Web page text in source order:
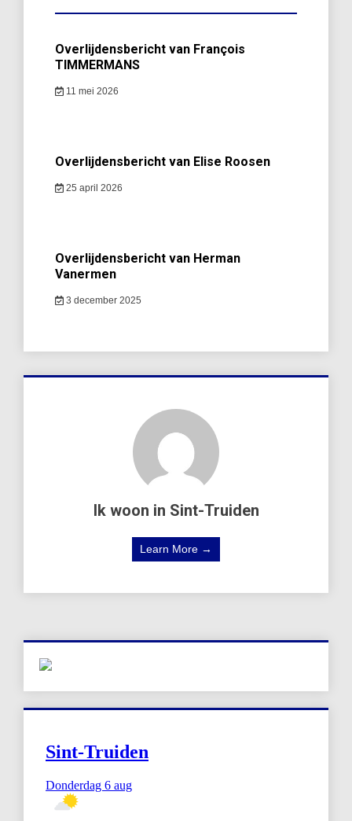
Overlijdensbericht van François
TIMMERMANS
11 mei 2026
Overlijdensbericht van Elise Roosen
25 april 2026
Overlijdensbericht van Herman
Vanermen
3 december 2025
Ik woon in Sint-Truiden
Learn More →